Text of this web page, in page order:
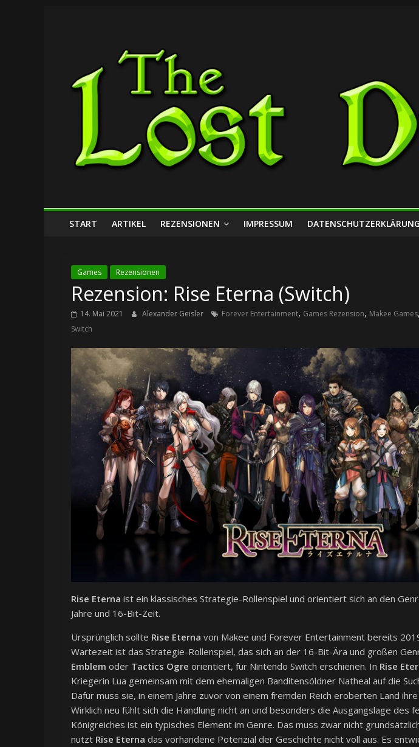
Lost
Dungeon
START ARTIKEL REZENSIONEN IMPRESSUM DATENSCHUTZERKLÄRUNG
Games Rezensionen
Rezension: Rise Eterna (Switch)
14. Mai 2021 Alexander Geisler Forever Entertainment, Games Rezension, Makee Games,
Switch
Rise Eterna ist ein klassisches Strategie-Rollenspiel und orientiert sich an den
Jahre und 16-Bit-Zeit.
Ursprünglich sollte Rise Eterna von Makee und Forever Entertainment bereits
Wartezeit ist das Strategie-Rollenspiel, das sich an der 16-Bit-Ära und großen
Emblem oder Tactics Ogre orientiert, für Nintendo Switch erschienen. In Rise
Kriegerin Lua gemeinsam mit dem ehemaligen Banditensöldner Natheal auf die
Dafür muss sie, in einem Jahre zuvor von einem fremden Reich eroberten Land
Wirklich neu fühlt sich die Handlung nicht an und besonders die Ausgangslage des
Königreiches ist ein typisches Element im Genre. Das muss zwar nicht
nutzt Rise Eterna das vorhandene Potenzial der Geschichte nicht voll aus. Es